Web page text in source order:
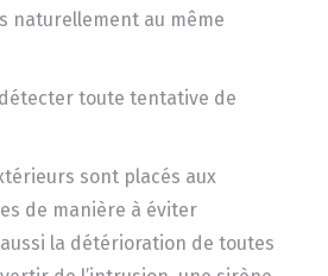
naturellement au même
toute tentative de
sont placés aux
de manière à éviter
la détérioration de toutes